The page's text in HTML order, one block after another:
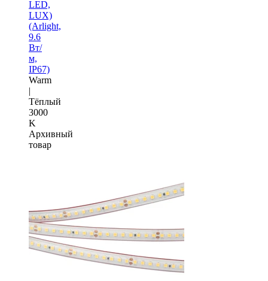
LED,
LUX)
(Arlight,
9.6
Вт/
м,
IP67)
Warm
|
Тёплый
3000
K
Архивный
товар